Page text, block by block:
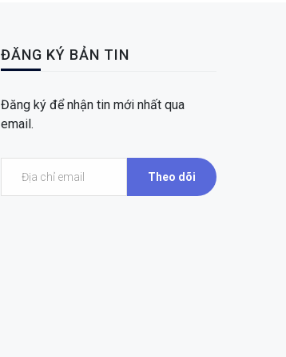
ĐĂNG KÝ BẢN TIN
Đăng ký để nhận tin mới nhất qua
email.
Theo dõi